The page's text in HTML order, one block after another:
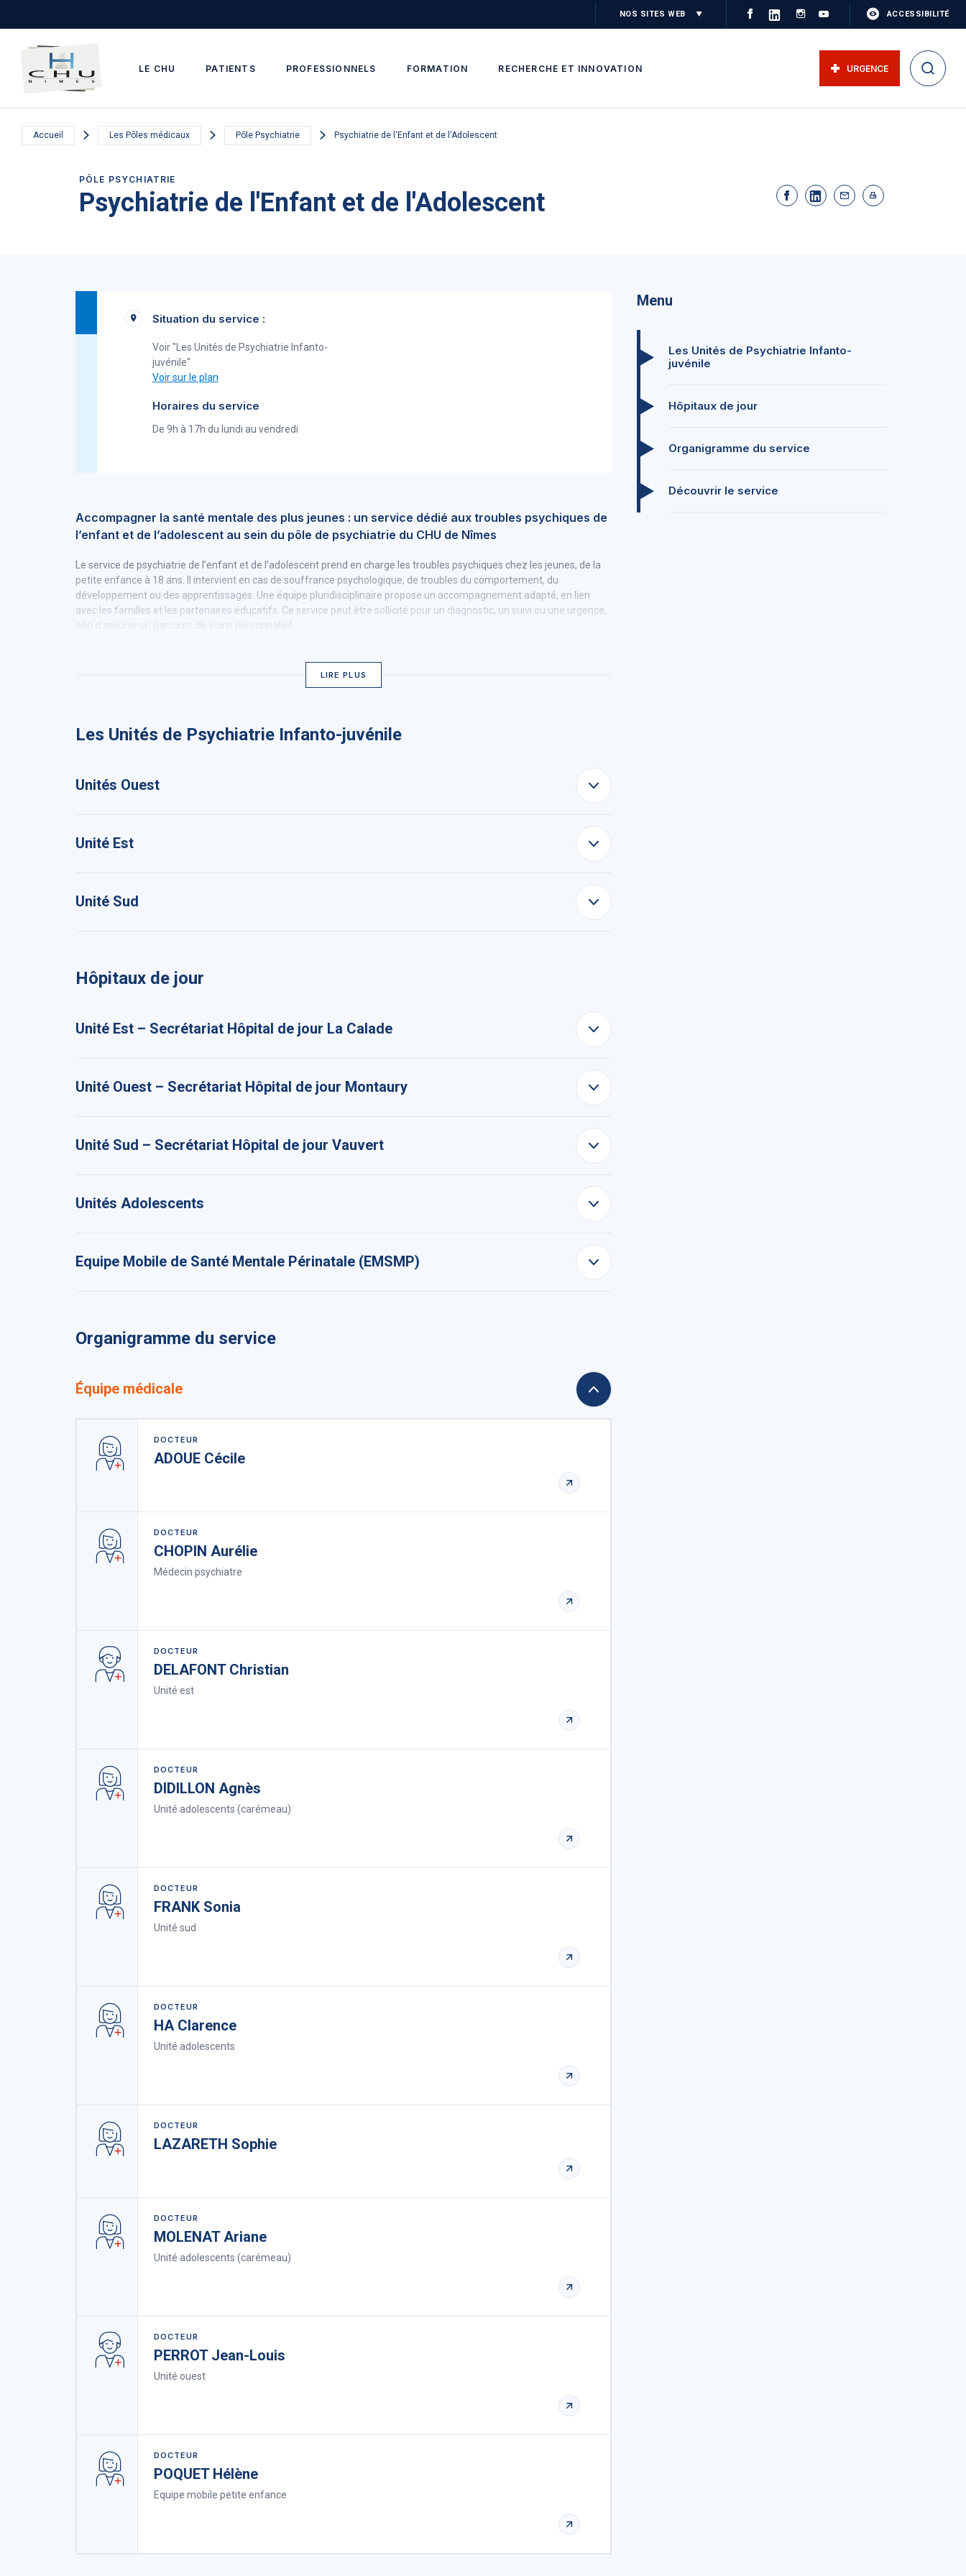
LE CHU PATIENTS PROFESSIONNELS FORMATION RECHERCHE ET INNOVATION
NOS SITES WEB ACCESSIBILITÉ
URGENCE
Accueil Les Pôles médicaux Pôle Psychiatrie Psychiatrie de l'Enfant et de l'Adolescent
PÔLE PSYCHIATRIE
Psychiatrie de l'Enfant et de l'Adolescent
Situation du service :
Voir "Les Unités de Psychiatrie Infanto-
juvénile"
Voir sur le plan
Horaires du service
De 9h à 17h du lundi au vendredi
Accompagner la santé mentale des plus jeunes : un service dédié aux troubles psychiques de
l’enfant et de l’adolescent au sein du pôle de psychiatrie du CHU de Nîmes
Le service de psychiatrie de l’enfant et de l’adolescent prend en charge les troubles psychiques chez les jeunes, de la
petite enfance à 18 ans. Il intervient en cas de souffrance psychologique, de troubles du comportement, du
développement ou des apprentissages. Une équipe pluridisciplinaire propose un accompagnement adapté, en lien
avec les familles et les partenaires éducatifs. Ce service peut être sollicité pour un diagnostic, un suivi ou une urgence,
afin d'assurer un parcours de soins personnalisé.
LIRE PLUS
Les Unités de Psychiatrie Infanto-juvénile
Unités Ouest
Unité Est
Unité Sud
Hôpitaux de jour
Unité Est – Secrétariat Hôpital de jour La Calade
Unité Ouest – Secrétariat Hôpital de jour Montaury
Unité Sud – Secrétariat Hôpital de jour Vauvert
Unités Adolescents
Equipe Mobile de Santé Mentale Périnatale (EMSMP)
Organigramme du service
Équipe médicale
DOCTEUR
ADOUE Cécile
DOCTEUR
CHOPIN Aurélie
Médecin psychiatre
DOCTEUR
DELAFONT Christian
Unité est
DOCTEUR
DIDILLON Agnès
Unité adolescents (carémeau)
DOCTEUR
FRANK Sonia
Unité sud
DOCTEUR
HA Clarence
Unité adolescents
DOCTEUR
LAZARETH Sophie
DOCTEUR
MOLENAT Ariane
Unité adolescents (carémeau)
DOCTEUR
PERROT Jean-Louis
Unité ouest
DOCTEUR
POQUET Hélène
Equipe mobile petite enfance
Menu
Les Unités de Psychiatrie Infanto-
juvénile
Hôpitaux de jour
Organigramme du service
Découvrir le service